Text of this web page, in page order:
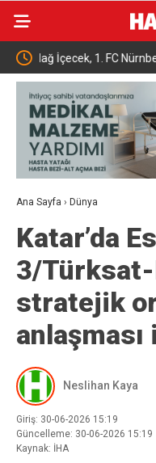
Bakan Yumaklı
Takip Sistemi
Ana Sayfa › Dünya
Katar’da
3/
stratejik
anlaşması
Neslihan Kaya
Giriş: 30-06-2026 15:19
Güncelleme: 30-06-2026 15:19
Kaynak: İHA